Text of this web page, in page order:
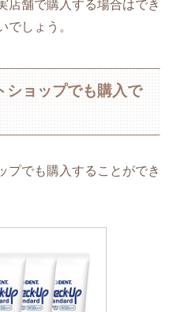
店舗で購入する場合はでき
でしょう。
ショップでも購入で
プでも購入することができ